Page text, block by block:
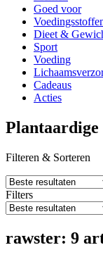
Goed voor
Dieet &
Sport
Voeding
Cadeaus
Acties
Plantaardige
Filteren & Sorteren
Filters
rawster: 9